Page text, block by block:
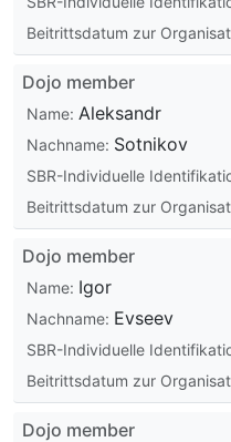
Beitrittsdatum zur
Dojo member
Name: Aleksandr
Nachname: Sotnikov
SBR-Individuelle
Beitrittsdatum zur
Dojo member
Name: Igor
Nachname: Evseev
SBR-Individuelle
Beitrittsdatum zur
Dojo member